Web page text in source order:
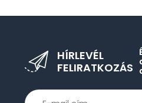
HÍRLEVÉL
FELIRATKOZÁS